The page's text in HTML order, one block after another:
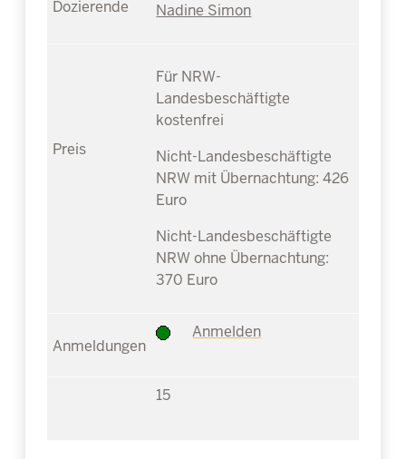
Nadine Simon
Für NRW-
Landesbeschäftigte
kostenfrei
Nicht-Landesbeschäftigte
NRW mit Übernachtung: 426
Euro
Nicht-Landesbeschäftigte
NRW ohne Übernachtung:
370 Euro
Anmelden
15